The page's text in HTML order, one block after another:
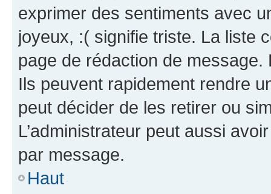
exprimer des sentiments avec
joyeux, :( signifie triste. La liste
page de rédaction de
Ils peuvent rapidement rendre
peut décider de les retirer ou
L’administrateur peut aussi
par message.
Haut